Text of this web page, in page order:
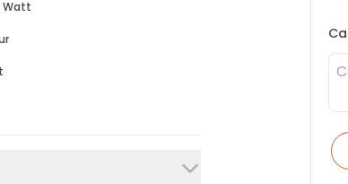
Watt